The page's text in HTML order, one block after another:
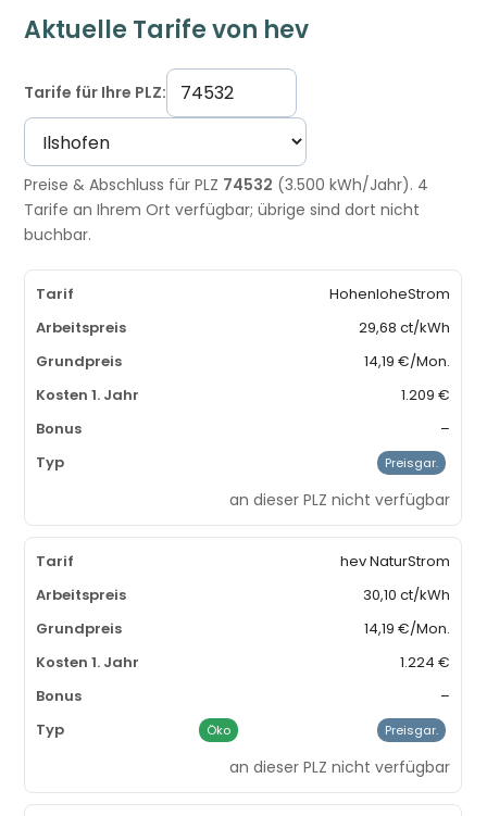
Aktuelle Tarife von hev
Tarife für Ihre PLZ:
Preise & Abschluss für PLZ 74532 (3.500 kWh/Jahr). 4
Tarife an Ihrem Ort verfügbar; übrige sind dort nicht
buchbar.
HohenloheStrom
29,68 ct/kWh
14,19 €/Mon.
1.209 €
–
Preisgar.
an dieser PLZ nicht verfügbar
hev NaturStrom
30,10 ct/kWh
14,19 €/Mon.
1.224 €
–
Öko Preisgar.
an dieser PLZ nicht verfügbar